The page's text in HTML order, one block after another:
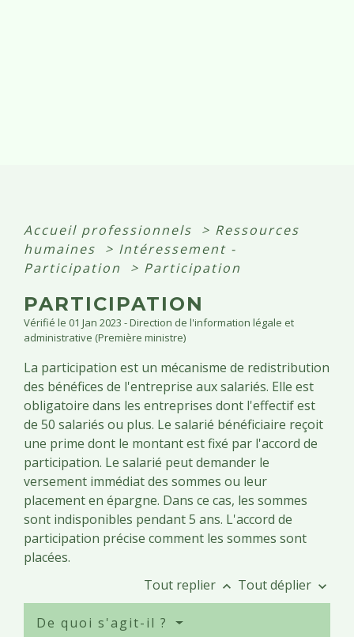
Accueil professionnels > Ressources
humaines
> Intéressement -
Participation
> Participation
PARTICIPATION
Vérifié le 01 Jan 2023 - Direction de l'information légale et
administrative (Première ministre)
La participation est un mécanisme de redistribution
des bénéfices de l'entreprise aux salariés. Elle est
obligatoire dans les entreprises dont l'effectif est
de 50 salariés ou plus. Le salarié bénéficiaire reçoit
une prime dont le montant est fixé par l'accord de
participation. Le salarié peut demander le
versement immédiat des sommes ou leur
placement en épargne. Dans ce cas, les sommes
sont indisponibles pendant 5 ans. L'accord de
participation précise comment les sommes sont
placées.
Tout replier keyboard_arrow_up Tout déplier keyboard_arrow_down
De quoi s'agit-il ?